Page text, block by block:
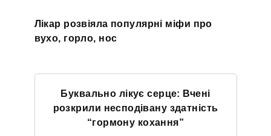
Лікар розвіяла популярні міфи про
вухо, горло, нос
Буквально лікує серце: Вчені
розкрили несподівану здатність
“гормону кохання”